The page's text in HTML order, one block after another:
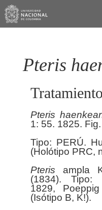
Pteris
Pteris
1: 55. 1825.
Tipo: PERÚ.
(Holótipo PRC,
Pteris ampla
(1834). Tipo:
1829,
(Isótipo B, K!).